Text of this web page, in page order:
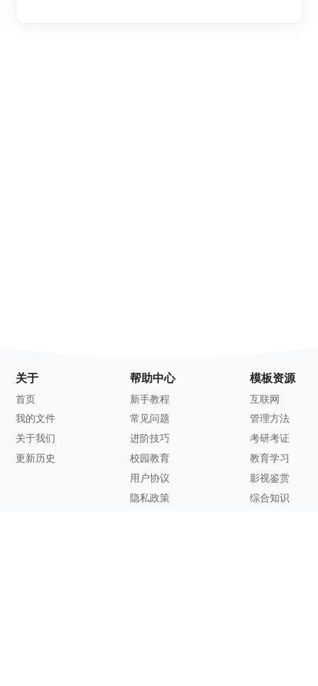
关于
首页
我的文件
关于我们
更新历史
帮助中心
新手教程
常见问题
进阶技巧
校园教育
用户协议
隐私政策
模板资源
互联网
管理方法
考研考证
教育学习
影视鉴赏
综合知识